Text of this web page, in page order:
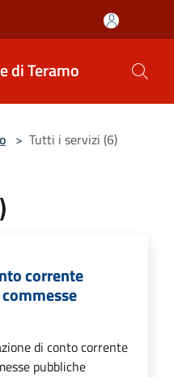
di Teramo
> Tutti i servizi (6)
corrente
di conto corrente
pubbliche